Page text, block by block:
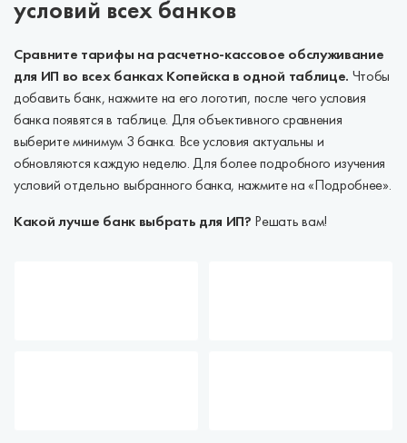
условий всех банков
Сравните тарифы на расчетно-кассовое обслуживание
для ИП во всех банках Копейска в одной таблице. Чтобы
добавить банк, нажмите на его логотип, после чего условия
банка появятся в таблице. Для объективного сравнения
выберите минимум 3 банка. Все условия актуальны и
обновляются каждую неделю. Для более подробного изучения
условий отдельно выбранного банка, нажмите на «Подробнее».
Какой лучше банк выбрать для ИП? Решать вам!